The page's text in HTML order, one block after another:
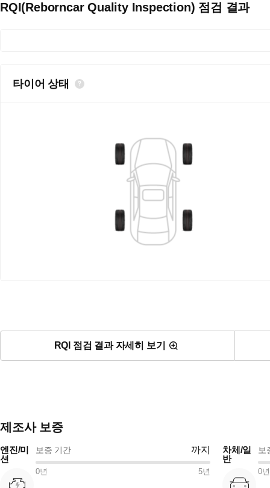
RQI(Reborncar Quality Inspection) 점검 결과
타이어 상태
RQI 점검 결과 자세히 보기
제조사 보증
엔진/미
션
보증 기간 까지
0년 5년
차체/일
반
보
0년